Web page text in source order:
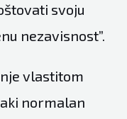
svoju
nezavisnost”.
vlastitom
normalan